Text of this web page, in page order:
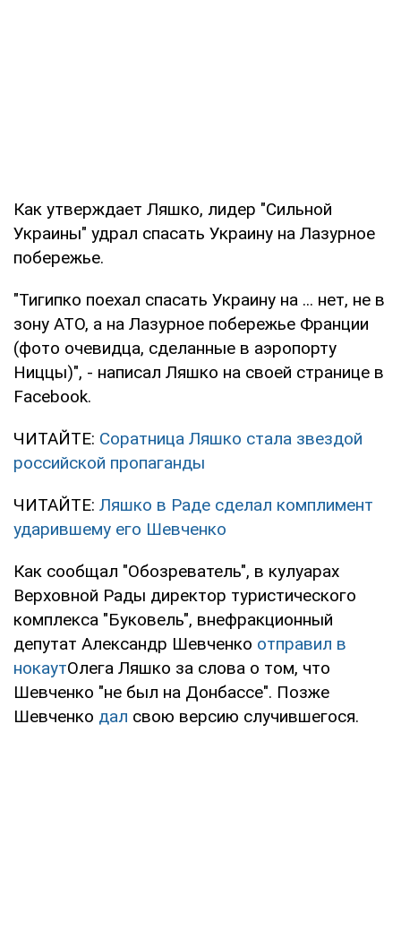
Как утверждает Ляшко, лидер "Сильной
Украины" удрал спасать Украину на Лазурное
побережье.
"Тигипко поехал спасать Украину на ... нет, не в
зону АТО, а на Лазурное побережье Франции
(фото очевидца, сделанные в аэропорту
Ниццы)", - написал Ляшко на своей странице в
Facebook.
ЧИТАЙТЕ: Соратница Ляшко стала звездой
российской пропаганды
ЧИТАЙТЕ: Ляшко в Раде сделал комплимент
ударившему его Шевченко
Как сообщал "Обозреватель", в кулуарах
Верховной Рады директор туристического
комплекса "Буковель", внефракционный
депутат Александр Шевченко отправил в
нокаутОлега Ляшко за слова о том, что
Шевченко "не был на Донбассе". Позже
Шевченко дал свою версию случившегося.